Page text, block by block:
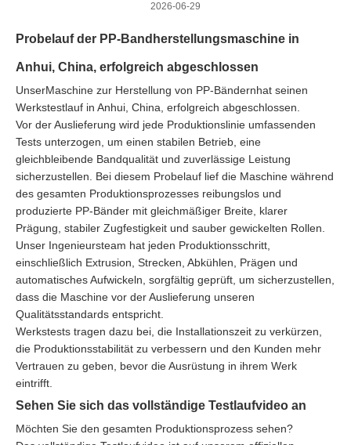
2026-06-29
Probelauf der PP-Bandherstellungsmaschine in
Anhui, China, erfolgreich abgeschlossen
UnserMaschine zur Herstellung von PP-Bändernhat seinen
Werkstestlauf in Anhui, China, erfolgreich abgeschlossen.
Vor der Auslieferung wird jede Produktionslinie umfassenden
Tests unterzogen, um einen stabilen Betrieb, eine
gleichbleibende Bandqualität und zuverlässige Leistung
sicherzustellen. Bei diesem Probelauf lief die Maschine während
des gesamten Produktionsprozesses reibungslos und
produzierte PP-Bänder mit gleichmäßiger Breite, klarer
Prägung, stabiler Zugfestigkeit und sauber gewickelten Rollen.
Unser Ingenieursteam hat jeden Produktionsschritt,
einschließlich Extrusion, Strecken, Abkühlen, Prägen und
automatisches Aufwickeln, sorgfältig geprüft, um sicherzustellen,
dass die Maschine vor der Auslieferung unseren
Qualitätsstandards entspricht.
Werkstests tragen dazu bei, die Installationszeit zu verkürzen,
die Produktionsstabilität zu verbessern und den Kunden mehr
Vertrauen zu geben, bevor die Ausrüstung in ihrem Werk
eintrifft.
Sehen Sie sich das vollständige Testlaufvideo an
Möchten Sie den gesamten Produktionsprozess sehen?